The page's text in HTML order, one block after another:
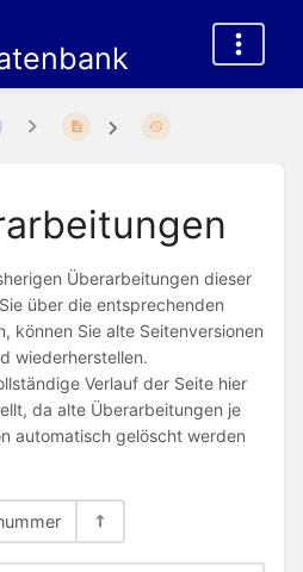
Überarbeitungen dieser
über die entsprechenden
können Sie alte Seitenversionen
wiederherstellen.
Verlauf der Seite hier
da alte Überarbeitungen je
automatisch gelöscht werden